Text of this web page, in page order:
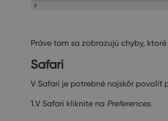
Práve tam sa zobrazujú chyby,
Safari
V Safari je potrebné najskôr povoliť
1.V Safari kliknite na Preferences.